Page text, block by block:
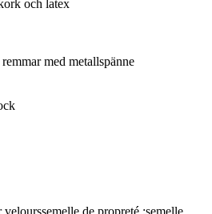
och latex
med metallspänne
de propreté :semelle